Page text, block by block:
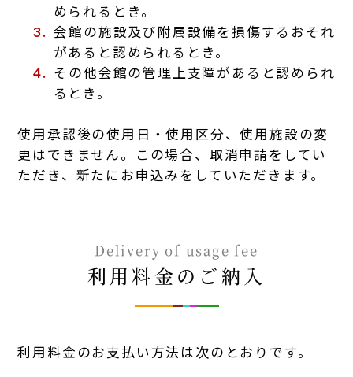
められるとき。
会館の施設及び附属設備を損傷するおそれ
があると認められるとき。
その他会館の管理上支障があると認められ
るとき。
使用承認後の使用日・使用区分、使用施設の変
更はできません。この場合、取消申請をしてい
ただき、新たにお申込みをしていただきます。
Delivery of usage fee
利用料金のご納入
利用料金のお支払い方法は次のとおりです。